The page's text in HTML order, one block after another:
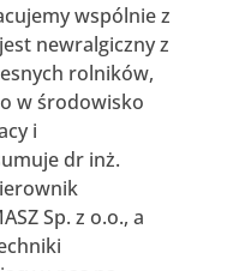
wspólnie z
newralgiczny z
rolników,
w środowisko
i
dr inż.
Sp. z o.o., a